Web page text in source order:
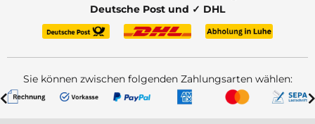
Deutsche Post und ✓ DHL
Sie können zwischen folgenden Zahlungsarten wählen: